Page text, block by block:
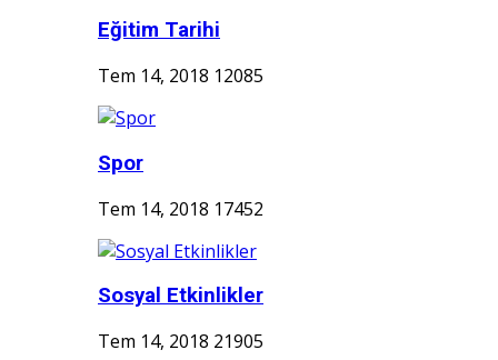
Eğitim Tarihi
Tem 14, 2018 12085
Spor
Tem 14, 2018 17452
Sosyal Etkinlikler
Tem 14, 2018 21905